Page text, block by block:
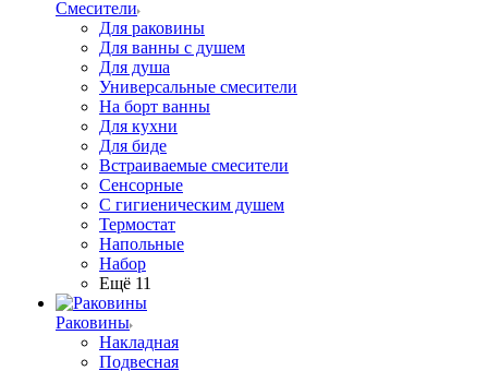
Смесители
Для раковины
Для ванны с душем
Для душа
Универсальные смесители
На борт ванны
Для кухни
Для биде
Встраиваемые смесители
Сенсорные
С гигиеническим душем
Термостат
Напольные
Набор
Ещё 11
Раковины
Накладная
Подвесная